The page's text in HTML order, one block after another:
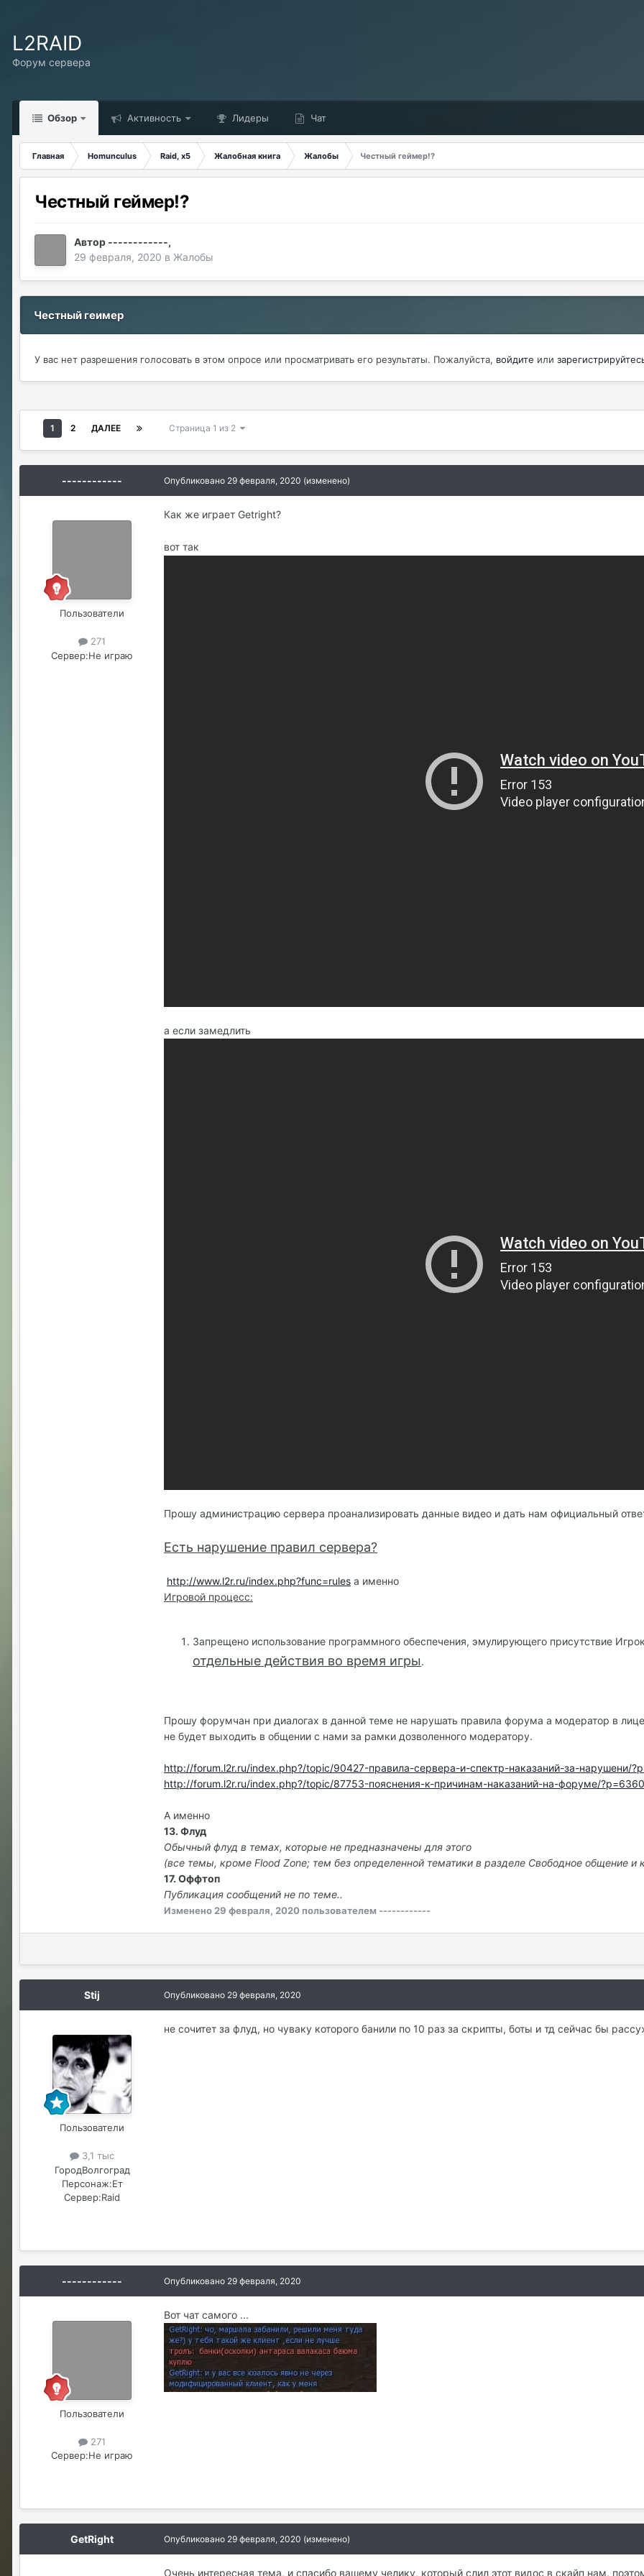
L2RAID
Форум сервера
Обзор Активность Лидеры Чат
Главная Homunculus Raid, x5 Жалобная книга Жалобы Честный геймер!?
Честный геймер!?
Автор ------------,
29 февраля, 2020 в Жалобы
Честный геимер
У вас нет разрешения голосовать в этом опросе или просматривать его результаты. Пожалуйста, войдите или
1 2 ДАЛЕЕ Страница 1 из 2
------------
Пользователи
271
Сервер:Не играю
Опубликовано 29 февраля, 2020 (изменено)
Как же играет Getright?
вот так
а если замедлить
Прошу администрацию сервера проанализировать данные видео и дать нам официальный
Есть нарушение правил сервера?
http://www.l2r.ru/index.php?func=rules а именно
Игровой процесс:
Запрещено использование программного обеспечения, эмулирующего присутствие
отдельные действия во время игры.
Прошу форумчан при диалогах в данной теме не нарушать правила форума а модератор в
не будет выходить в общении с нами за рамки дозволенного модератору.
http://forum.l2r.ru/index.php?/topic/90427-правила-сервера-и-спектр-наказаний-за-нарушени/
http://forum.l2r.ru/index.php?/topic/87753-пояснения-к-причинам-наказаний-на-форуме/
А именно
13. Флуд
Обычный флуд в темах, которые не предназначены для этого
(все темы, кроме Flood Zone; тем без определенной тематики в разделе Свободное общение и
17. Оффтоп
Публикация сообщений не по теме..
Изменено29 февраля, 2020пользователем ------------
Stij
Пользователи
3,1 тыс
ГородВолгоград
Персонаж:Ет
Сервер:Raid
Опубликовано 29 февраля, 2020
не сочитет за флуд, но чуваку которого банили по 10 раз за скрипты, боты и тд сейчас бы
------------
Пользователи
271
Сервер:Не играю
Опубликовано 29 февраля, 2020
Вот чат самого ...
GetRight Опубликовано 29 февраля, 2020 (изменено)
Очень интересная тема, и спасибо вашему челику, который слил этот видос в скайп нам,